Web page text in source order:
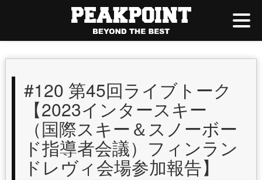
#120 第45回ライブトーク
【2023インタースキー
（国際スキー＆スノーボー
ド指導者会議）フィンラン
ドレヴィ会場参加報告】